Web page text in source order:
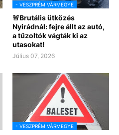
- VESZPRÉM VÁRMEGYE
🚨Brutális ütközés
Nyirádnál: fejre állt az autó,
a tűzoltók vágták ki az
utasokat!
Július 07, 2026
- VESZPRÉM VÁRMEGYE